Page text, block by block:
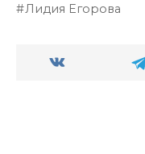
Лидия Егорова